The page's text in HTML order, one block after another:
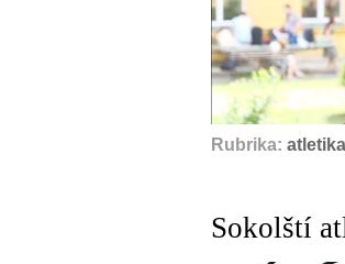
Rubrika: atletika
Sokolští